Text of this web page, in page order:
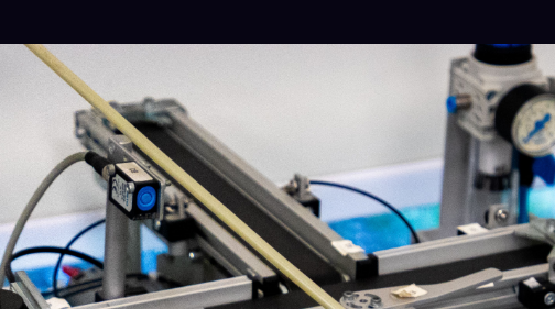
一鍵配搭出三餸一湯的完美晚餐組合,以後免除晚餐吃什麽的煩
惱
立即下載